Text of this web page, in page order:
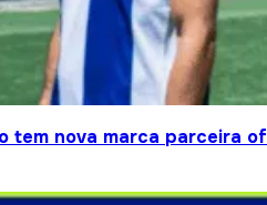
tem nova marca parceira